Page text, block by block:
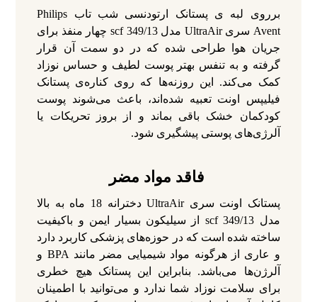
برروی لبه ی پستانک ارتودنسی شب تاب Philips
Avent سری UltraAir مدل scf 349/13 چهار منفذ برای
جریان هوا طراحی شده که در دو سمت آن قرار
گرفته و به تنفس بهتر پوست لطیف و حساس نوزاد
کمک می‌کند. این روزنه‌ها که روی کناره‌ی پستانک
فیلیپس اونت تعبیه شده‌اند، باعث می‌شوند پوست
کودکمان خشک باقی بماند و از بروز تحریکات یا
آلرژی‌های پوستی پیشگیری شود.
فاقد مواد مضر
پستانک اونت سری UltraAir دخترانه 18 ماه به بالا
مدل scf 349/13 از سیلیکون بسیار ایمن و باکیفیت
ساخته شده است که در حوزه‌های پزشکی کاربرد دارد
و عاری از هرگونه مواد شیمیایی مضر مانند BPA و
آلرژن‌ها می‌باشد. بنابراین این پستانک هیچ خطری
برای سلامت نوزاد شما ندارد و می‌توانید با اطمینان